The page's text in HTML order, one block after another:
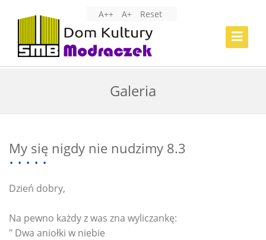
A++ A+ Reset
Toggle
Galeria
My się nigdy nie nudzimy 8.3
Dzień dobry,
Na pewno każdy z was zna wyliczankę:
" Dwa aniołki w niebie